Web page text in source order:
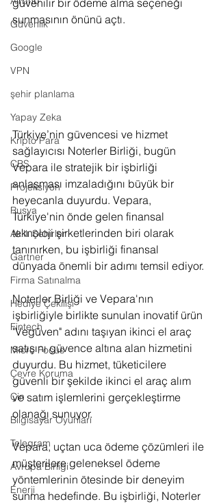
Güvenlik
Google
VPN
şehir planlama
Yapay Zeka
Kripto Para
CBS
Projeksiyon
Rusya
Akıllı Şehirler
Gartner
Firma Satınalma
Hediye Çekilişi
Fintech
Micro Focus
Çevre Koruma
Çin
Bilgisayar Oyunları
Telegram
Avrupa Birliği
Enerji
güvenilir bir ödeme alma seçeneği
sunmasının önünü açtı.
Türkiye’nin güvencesi ve hizmet
sağlayıcısı Noterler Birliği, bugün
Vepara ile stratejik bir işbirliği
anlaşması imzaladığını büyük bir
heyecanla duyurdu. Vepara,
Türkiye'nin önde gelen finansal
teknoloji şirketlerinden biri olarak
tanınırken, bu işbirliği finansal
dünyada önemli bir adımı temsil ediyor.
Noterler Birliği ve Vepara'nın
işbirliğiyle birlikte sunulan inovatif ürün
"Vegüven" adını taşıyan ikinci el araç
satışını güvence altına alan hizmetini
duyurdu. Bu hizmet, tüketicilere
güvenli bir şekilde ikinci el araç alım
ve satım işlemlerini gerçekleştirme
olanağı sunuyor.
Vepara, uçtan uca ödeme çözümleri ile
müşterilere geleneksel ödeme
yöntemlerinin ötesinde bir deneyim
sunma hedefinde. Bu işbirliği, Noterler